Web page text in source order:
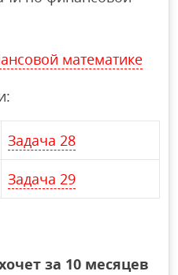
математике
Задача 28
Задача 29
за 10 месяцев